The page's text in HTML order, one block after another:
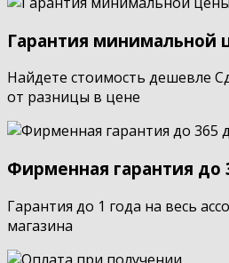
Гарантия минимальной
Найдете стоимость дешевле
от разницы в цене
Фирменная гарантия до
Гарантия до 1 года на весь
магазина